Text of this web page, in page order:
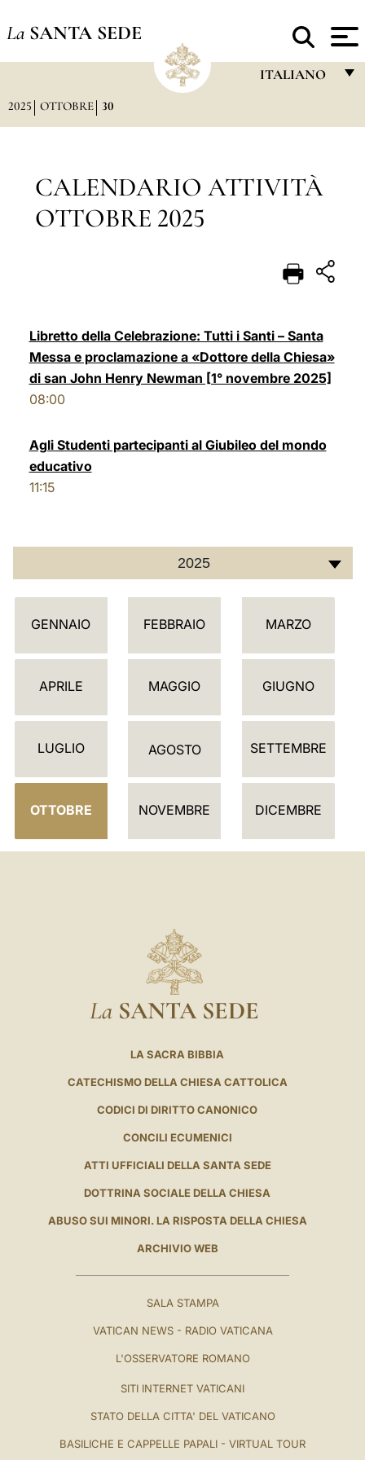
La SANTA SEDE
ITALIANO
DEUTSCH
العربيّة
中文
2025 OTTOBRE 30
CALENDARIO ATTIVITÀ
OTTOBRE 2025
Libretto della Celebrazione: Tutti i Santi – Santa
Messa e proclamazione a «Dottore della Chiesa»
di san John Henry Newman [1° novembre 2025]
08:00
Agli Studenti partecipanti al Giubileo del mondo
educativo
11:15
2025
C
L
D
R
GENNAIO FEBBRAIO MARZO
APRILE MAGGIO GIUGNO
LUGLIO AGOSTO SETTEMBRE
OTTOBRE NOVEMBRE DICEMBRE
La SANTA SEDE
LA SACRA BIBBIA
CATECHISMO DELLA CHIESA CATTOLICA
CODICI DI DIRITTO CANONICO
CONCILI ECUMENICI
ATTI UFFICIALI DELLA SANTA SEDE
DOTTRINA SOCIALE DELLA CHIESA
ABUSO SUI MINORI. LA RISPOSTA DELLA CHIESA
ARCHIVIO WEB
SALA STAMPA
VATICAN NEWS - RADIO VATICANA
L'OSSERVATORE ROMANO
SITI INTERNET VATICANI
STATO DELLA CITTA' DEL VATICANO
BASILICHE E CAPPELLE PAPALI - VIRTUAL TOUR